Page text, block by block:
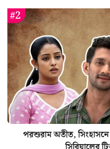
পরশুরাম অতীত, সিংহাসনে